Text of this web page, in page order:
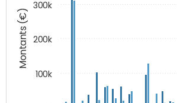
Montants (€)
100k
200k
300k